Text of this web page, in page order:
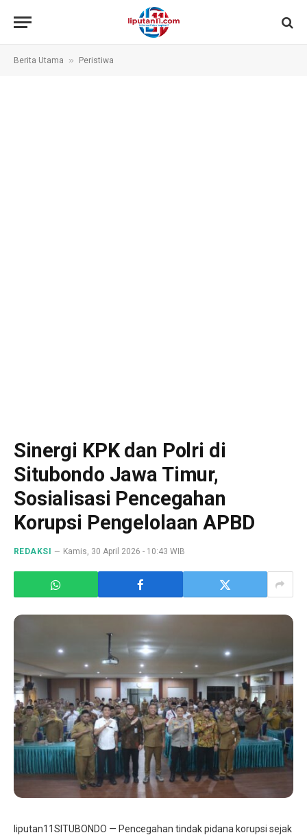
Berita Utama » Peristiwa
Sinergi KPK dan Polri di
Situbondo Jawa Timur,
Sosialisasi Pencegahan
Korupsi Pengelolaan APBD
REDAKSI Kamis, 30 April 2026 - 10:43 WIB
liputan11SITUBONDO — Pencegahan tindak pidana korupsi sejak